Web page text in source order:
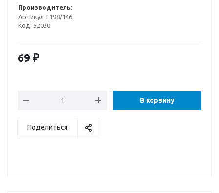
Производитель:
Артикул: Г198/146
Код: 52030
69 ₽
В корзину
Поделиться